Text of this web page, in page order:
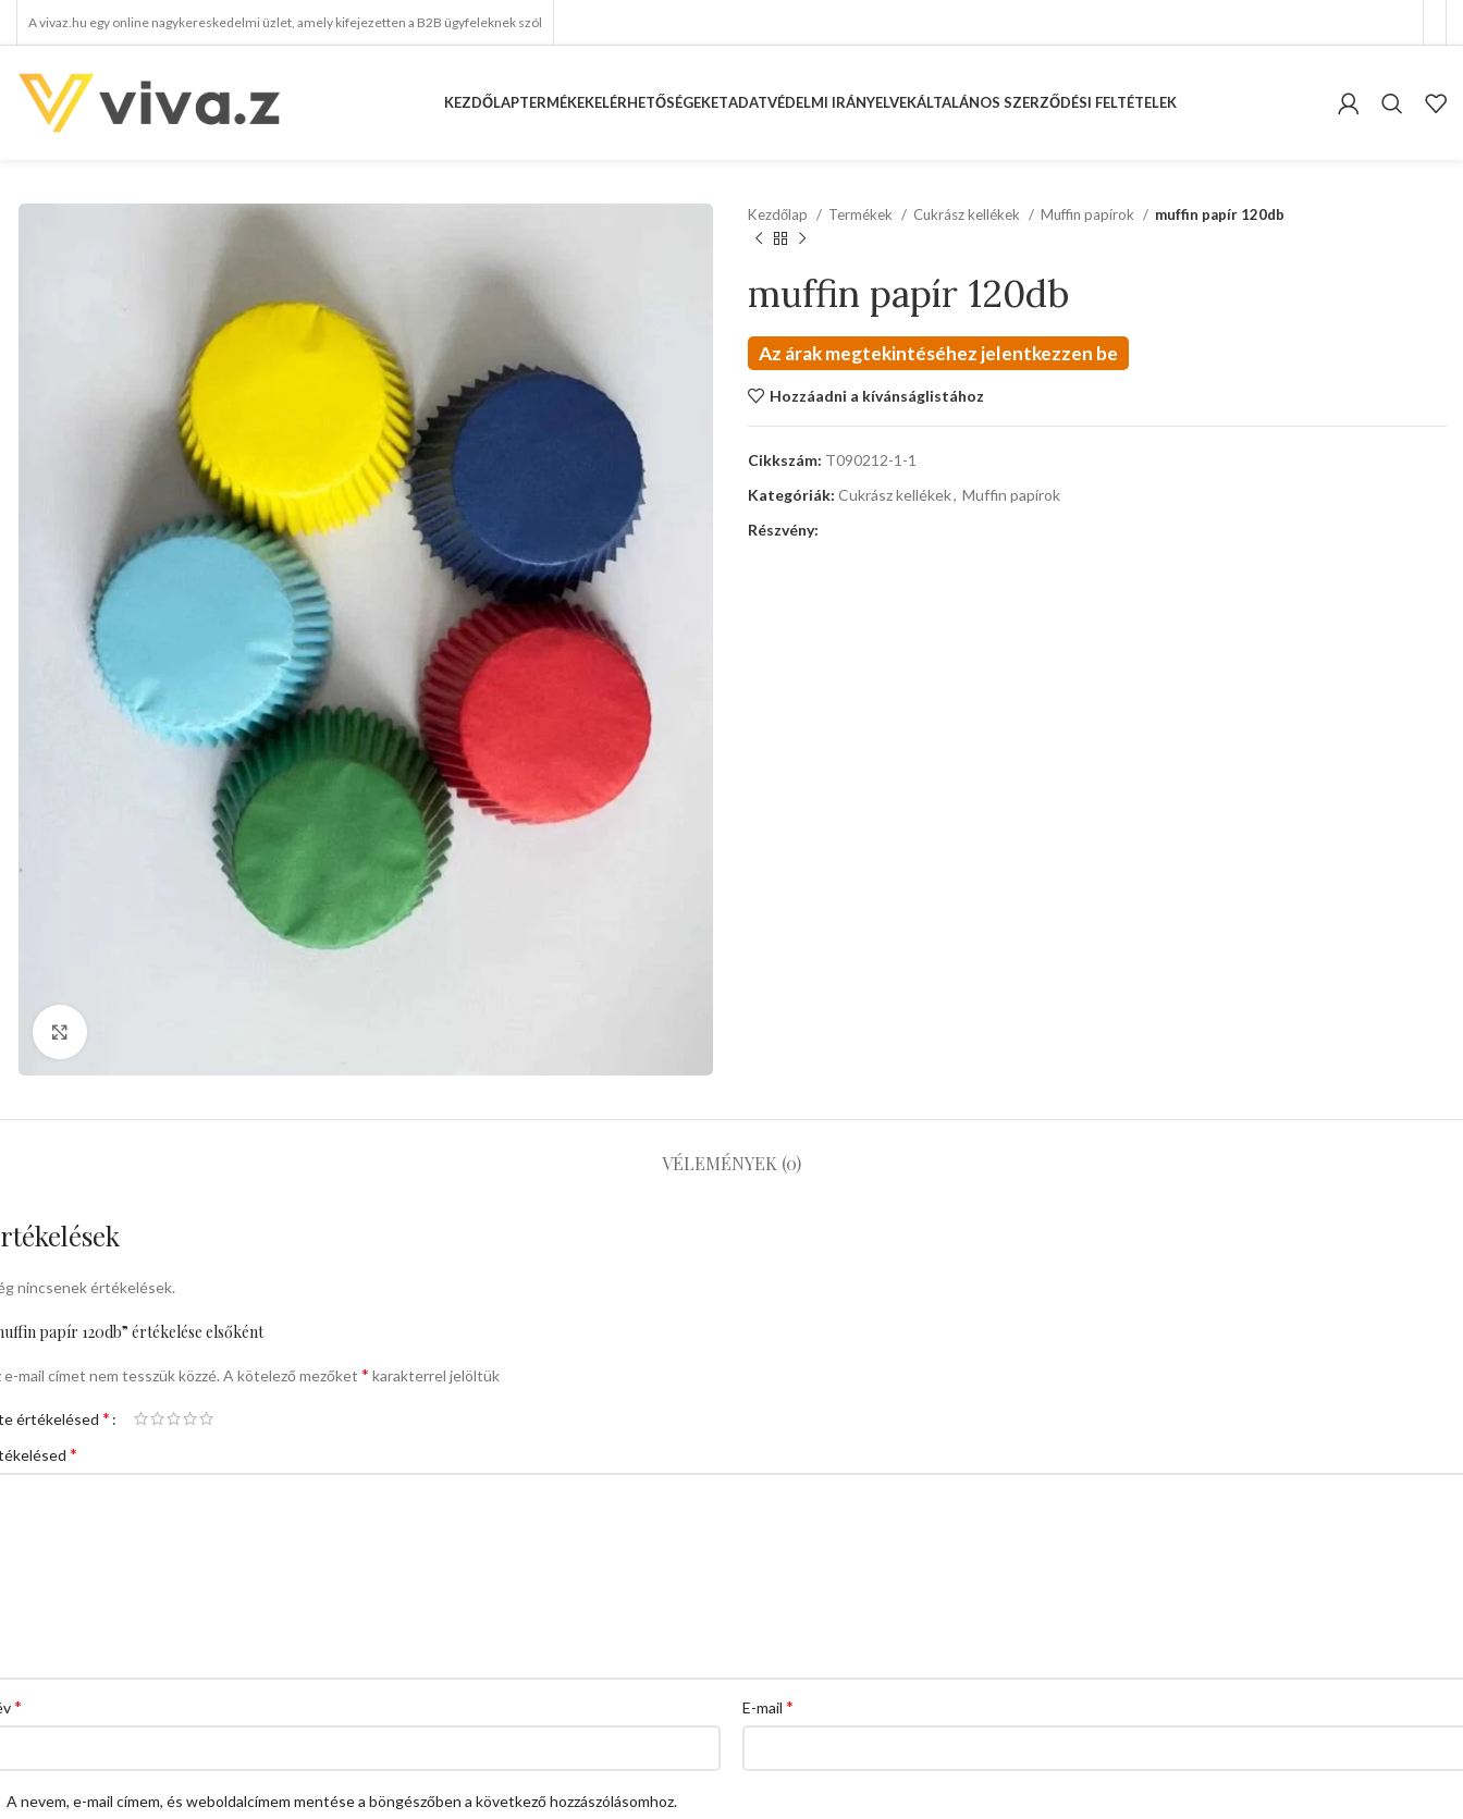
A vivaz.hu egy online nagykereskedelmi üzlet, amely kifejezetten a B2B ügyfeleknek szól
KEZDŐLAPTERMÉKEKELÉRHETŐSÉGEKETADATVÉDELMI IRÁNYELVEKÁLTALÁNOS SZERZŐDÉSI FELTÉTELEK
Kezdőlap Termékek Cukrász kellékek Muffin papírok muffin papír 120db
muffin papír 120db
Az árak megtekintéséhez jelentkezzen be
Hozzáadni a kívánságlistához
Cikkszám: T090212-1-1
Kategóriák: Cukrász kellékek, Muffin papírok
Részvény:
VÉLEMÉNYEK (0)
nincsenek értékelések.
papír 120db” értékelése elsőként
e-mail címet nem tesszük közzé. A kötelező mezőket * karakterrel jelöltük
értékelésed *
*
* E-mail *
A nevem, e-mail címem, és weboldalcímem mentése a böngészőben a következő hozzászólásomhoz.